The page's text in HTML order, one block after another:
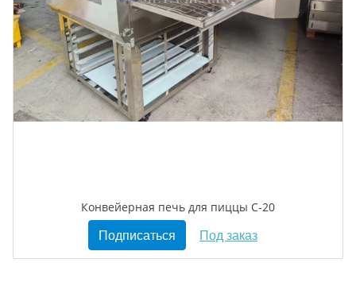
Конвейерная печь для пиццы C-20
Подписаться Под заказ